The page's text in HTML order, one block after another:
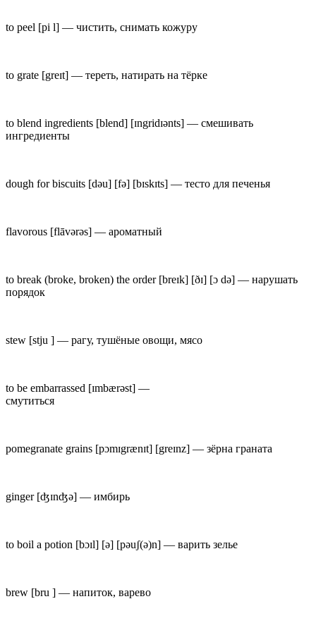
to peel [pi l] — чистить, снимать кожуру
to grate [greɪt] — тереть, натирать на тёрке
to blend ingredients [blend] [ɪngridɪənts] — смешивать
ингредиенты
dough for biscuits [dəu] [fə] [bɪskɪts] — тесто для печенья
flavorous [flāvərəs] — ароматный
to break (broke, broken) the order[breɪk] [ðɪ] [ɔ də] — нарушать
порядок
stew [stju ] — рагу, тушёные овощи, мясо
to be embarrassed [ɪmbærəst] —
смутиться
pomegranate grains [pɔmɪgrænɪt] [greɪnz] — зёрна граната
ginger[ʤɪnʤə] — имбирь
to boil a potion [bɔɪl] [ə] [pəuʃ(ə)n] — варить зелье
brew [bru ] — напиток, варево